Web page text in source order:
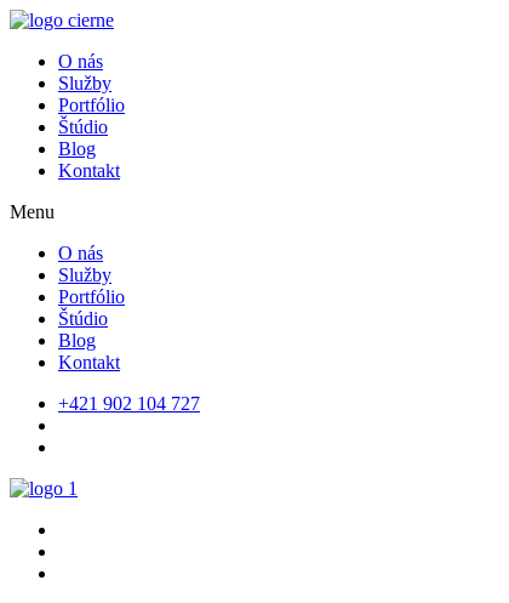
O nás
Služby
Portfólio
Štúdio
Blog
Kontakt
Menu
O nás
Služby
Portfólio
Štúdio
Blog
Kontakt
+421 902 104 727